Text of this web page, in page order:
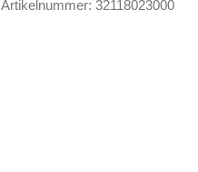
Artikelnummer: 32118023000